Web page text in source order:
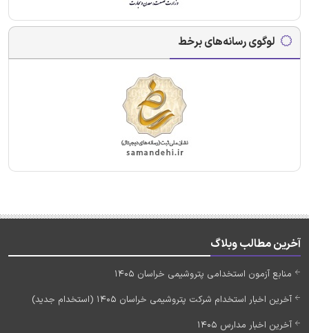
لوگوی رسانه‌های برخط
آخرین مطالب وبلاگ
منابع آزمون استخدامی پتروشیمی خراسان 1405
آخرین اخبار استخدام شرکت پتروشیمی خراسان 1405 (استخدام جدید)
آخرین اخبار مدارس 1405